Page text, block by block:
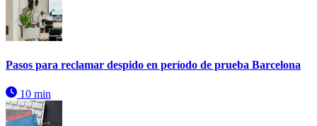
Pasos para reclamar despido en período de prueba Barcelona
10 min